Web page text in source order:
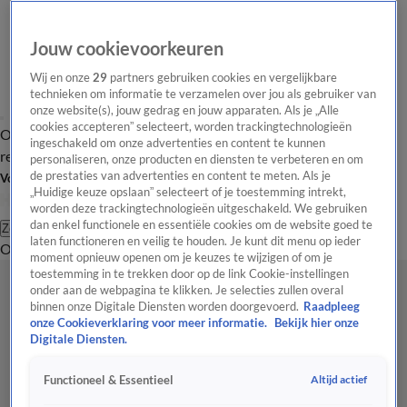
Overzicht Laatste nieuws Regionieuws Het beste van Hart
Tip de
redactie
Volg Hart van Nederland
Zoeken
OverzichtRegioUitzendingenWeerTip de redactiePanelVideo's
Jouw cookievoorkeuren
Wij en onze29 partners gebruiken cookies en vergelijkbare
technieken om informatie te verzamelen over jou als gebruiker van
onze website(s), jouw gedrag en jouw apparaten. Als je „Alle
cookies accepteren” selecteert, worden trackingtechnologieën
ingeschakeld om onze advertenties en content te kunnen
personaliseren, onze producten en diensten te verbeteren en om
de prestaties van advertenties en content te meten. Als je
„Huidige keuze opslaan” selecteert of je toestemming intrekt,
worden deze trackingtechnologieën uitgeschakeld. We gebruiken
dan enkel functionele en essentiële cookies om de website goed te
laten functioneren en veilig te houden. Je kunt dit menu op ieder
moment opnieuw openen om je keuzes te wijzigen of om je
toestemming in te trekken door op de link Cookie-instellingen
onder aan de webpagina te klikken. Je selecties zullen overal
binnen onze Digitale Diensten worden doorgevoerd. Raadpleeg
onze Cookieverklaring voor meer informatie.
Bekijk hier onze
Digitale Diensten.
Functioneel & Essentieel Altijd actief